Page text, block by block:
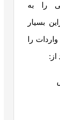
را به
بسیار
را
از: